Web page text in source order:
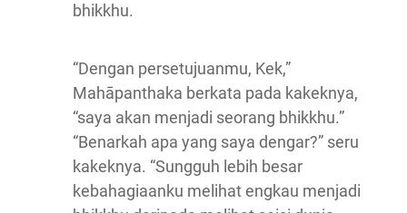
bhikkhu.
“Dengan persetujuanmu, Kek,”
Mahāpanthaka berkata pada kakeknya,
“saya akan menjadi seorang bhikkhu.”
“Benarkah apa yang saya dengar?” seru
kakeknya. “Sungguh lebih besar
kebahagiaanku melihat engkau menjadi